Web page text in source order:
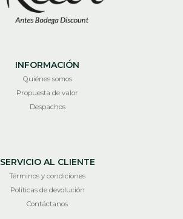
INFORMACIÓN
Quiénes somos
Propuesta de valor
Despachos
SERVICIO AL CLIENTE
Términos y condiciones
Políticas de devolución
Contáctanos